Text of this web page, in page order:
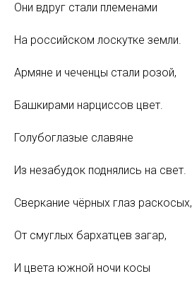
Они вдруг стали племенами
На российском лоскутке земли.
Армяне и чеченцы стали розой,
Башкирами нарциссов цвет.
Голубоглазые славяне
Из незабудок поднялись на свет.
Сверкание чёрных глаз раскосых,
От смуглых бархатцев загар,
И цвета южной ночи косы